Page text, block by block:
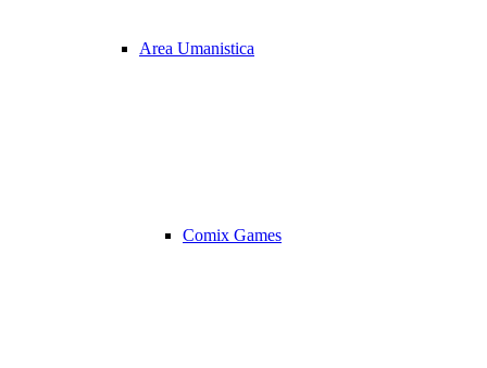
Area Umanistica
Comix Games